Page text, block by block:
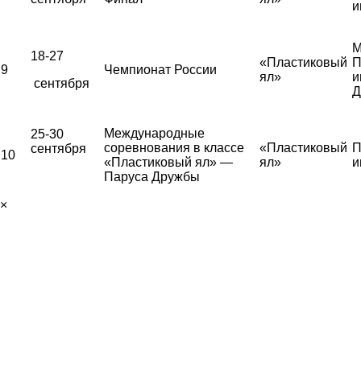
9
18-27
сентября
Чемпионат России
«Пластиковый
ял»
10
25-30
сентября
Международные
соревнования в классе
«Пластиковый ял» —
Паруса Дружбы
«Пластиковый
ял»
×